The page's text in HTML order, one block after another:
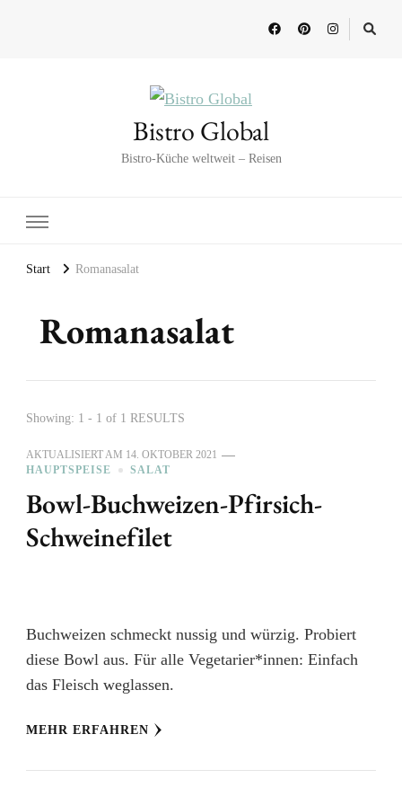
Bistro Global
Bistro-Küche weltweit – Reisen
Start Romanasalat
Romanasalat
Showing: 1 - 1 of 1 RESULTS
AKTUALISIERT AM 14. OKTOBER 2021
HAUPTSPEISE
SALAT
Bowl-Buchweizen-Pfirsich-
Schweinefilet
Buchweizen schmeckt nussig und würzig. Probiert
diese Bowl aus. Für alle Vegetarier*innen: Einfach
das Fleisch weglassen.
MEHR ERFAHREN